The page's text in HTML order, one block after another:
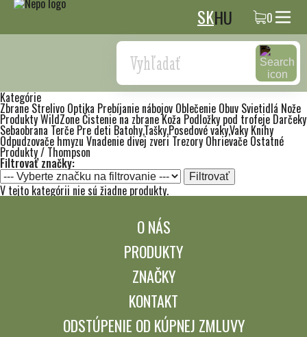
SKHU 0
Search
Kategórie
Zbrane Strelivo Optika Prebíjanie nábojov Oblečenie Obuv Svietidlá Nože
Produkty WildZoneČistenie na zbraneKoža Podložky pod trofeje Darčeky
Sebaobrana Terče Pre deti Batohy,Tašky,Posedové vaky,Vaky Knihy
Odpudzovače hmyzu Vnadenie divej zveri Trezory Ohrievače Ostatné
Produkty / Thompson
Filtrovať značky:
Filtrovať
V tejto kategórii nie sú žiadne produkty.
O NÁS
PRODUKTY
ZNAČKY
KONTAKT
ODSTÚPENIE OD KÚPNEJ ZMLUVY